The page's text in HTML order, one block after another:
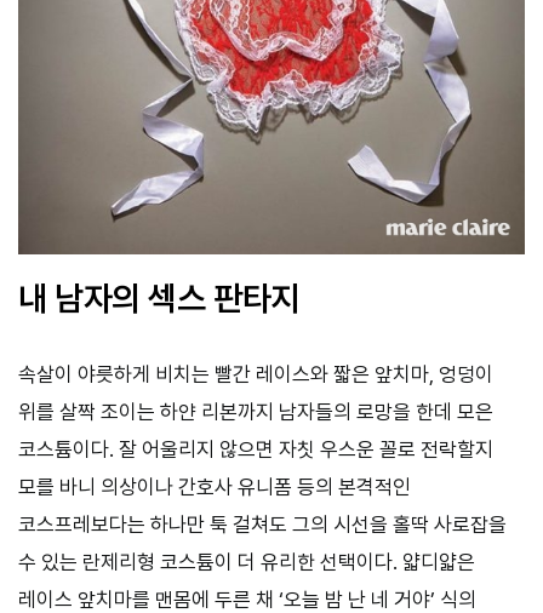
내 남자의 섹스 판타지
속살이 야릇하게 비치는 빨간 레이스와 짧은 앞치마, 엉덩이
위를 살짝 조이는 하얀 리본까지 남자들의 로망을 한데 모은
코스튬이다. 잘 어울리지 않으면 자칫 우스운 꼴로 전락할지
모를 바니 의상이나 간호사 유니폼 등의 본격적인
코스프레보다는 하나만 툭 걸쳐도 그의 시선을 홀딱 사로잡을
수 있는 란제리형 코스튬이 더 유리한 선택이다. 얇디얇은
레이스 앞치마를 맨몸에 두른 채 ‘오늘 밤 난 네 거야’ 식의